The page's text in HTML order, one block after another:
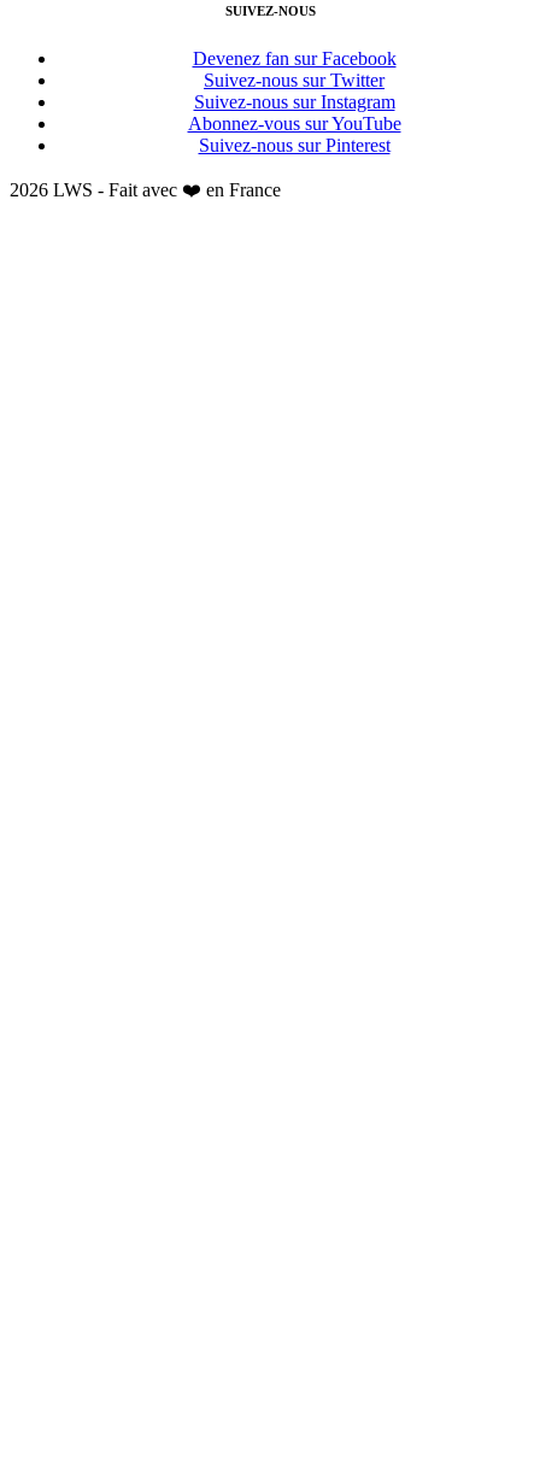
SUIVEZ-NOUS
Devenez fan sur Facebook
Suivez-nous sur Twitter
Suivez-nous sur Instagram
Abonnez-vous sur YouTube
Suivez-nous sur Pinterest
2026 LWS - Fait avec ❤️ en France